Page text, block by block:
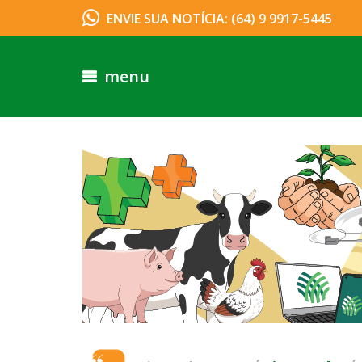
ENVIE SUA NOTÍCIA: (64) 9 9917-5445
menu